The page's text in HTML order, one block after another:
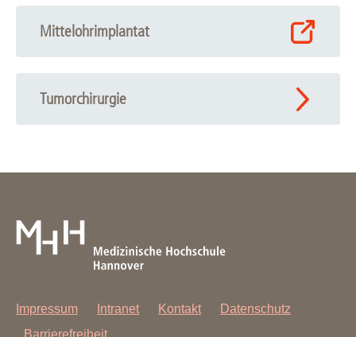
Mittelohrimplantat
Tumorchirurgie
Impressum Intranet Kontakt
Datenschutz
Barrierefreiheit